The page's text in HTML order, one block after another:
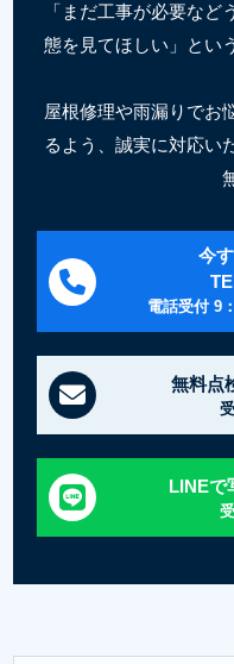
「まだ工事が必要な
態を見てほしい」とい
屋根修理や雨漏りでお
るよう、誠実に対応い
今
電話受付 9
無料点
LINEで